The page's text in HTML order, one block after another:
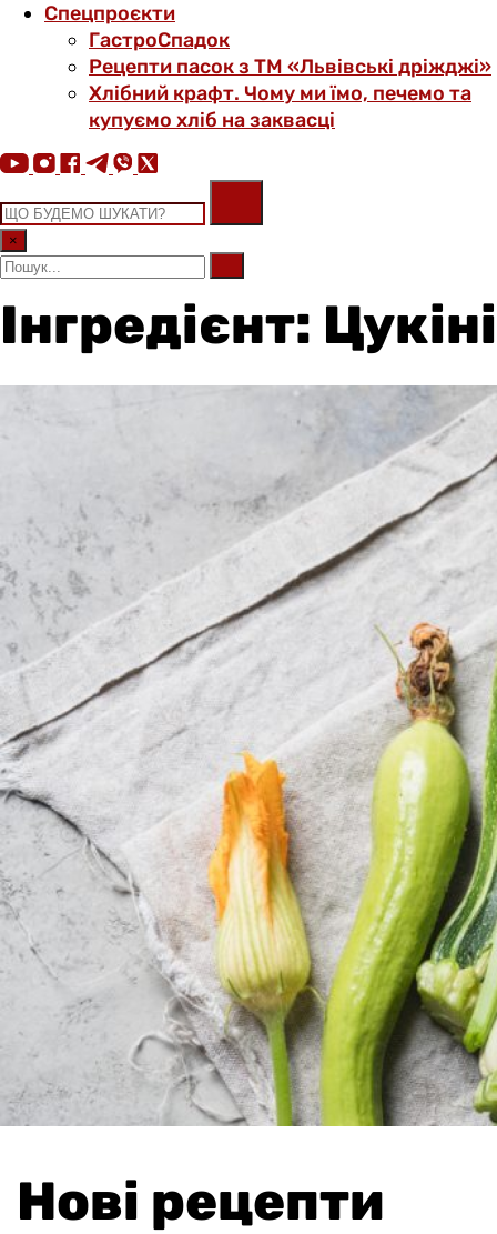
Спецпроєкти
ГастроСпадок
Рецепти пасок з ТМ «Львівські дріжджі»
Хлібний крафт. Чому ми їмо, печемо та
купуємо хліб на заквасці
×
Інгредієнт: Цукіні
Нові рецепти